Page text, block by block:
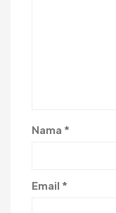
Nama *
Email *